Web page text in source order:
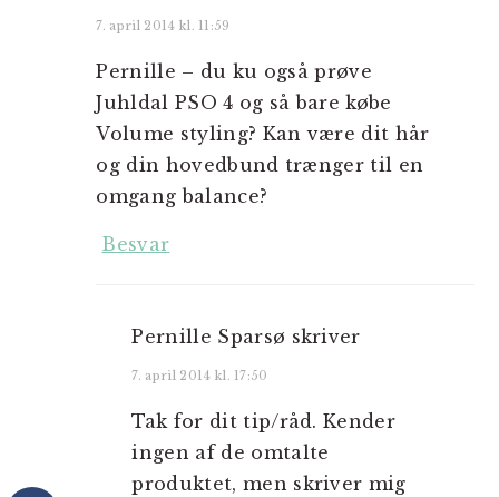
7. april 2014 kl. 11:59
Pernille – du ku også prøve
Juhldal PSO 4 og så bare købe
Volume styling? Kan være dit hår
og din hovedbund trænger til en
omgang balance?
Besvar
Pernille Sparsø skriver
7. april 2014 kl. 17:50
Tak for dit tip/råd. Kender
ingen af de omtalte
produktet, men skriver mig